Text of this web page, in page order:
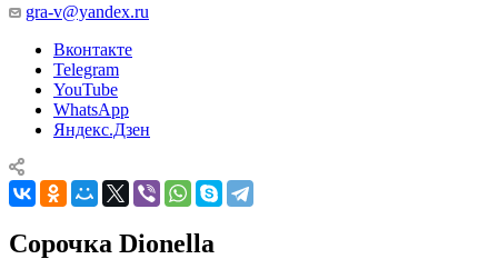
gra-v@yandex.ru
Вконтакте
Telegram
YouTube
WhatsApp
Яндекс.Дзен
Сорочка Dionella